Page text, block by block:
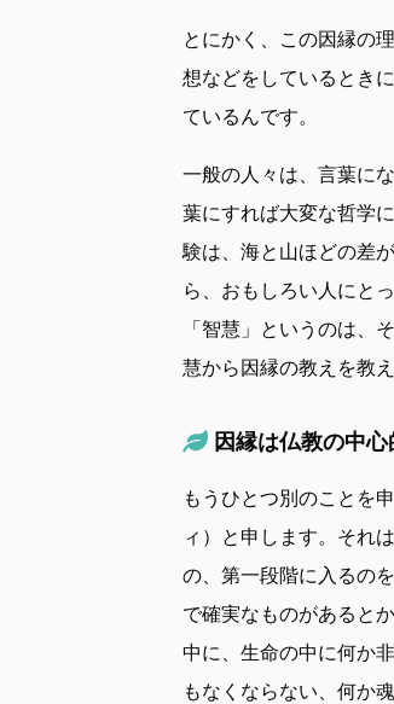
とにかく、この因縁の
想などをしているとき
ているんです。
一般の人々は、言葉に
葉にすれば大変な哲学
験は、海と山ほどの差
ら、おもしろい人にと
「智慧」というのは、
慧から因縁の教えを教
因縁は仏教の中心
もうひとつ別のことを
ィ）と申します。それ
の、第一段階に入るの
で確実なものがあると
中に、生命の中に何か
もなくならない、何か